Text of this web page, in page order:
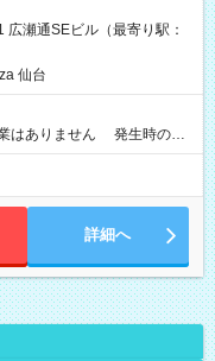
上可能 ※交通費別途支給
円×8時間×16日） 【試用期間】試用期間なし
瀬通SEビル（最寄り駅：
仙台
はありません 発生時の残
詳細へ